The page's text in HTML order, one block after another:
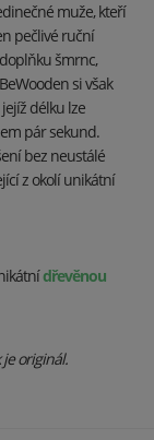
muže, kteří
pečlivé ruční
šmrnc,
si však
délku lze
pár sekund.
bez neustálé
z okolí unikátní
dřevěnou
originál.